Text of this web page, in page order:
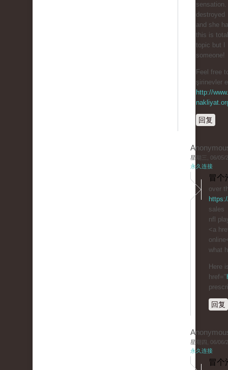
destroyed
and she
this is
topic but I
someone!
Feel free
şirinevler
http://
回复
星期三, 06/05/
永久连接
冒个
over
sales
nfl
<a
what
Here
href="
回复
星期四, 06/06/
永久连接
冒个